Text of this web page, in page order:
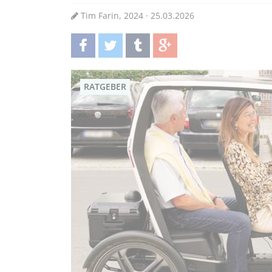
Tim Farin, 2024 · 25.03.2026
teilentwittern teilen teilen
RATGEBER